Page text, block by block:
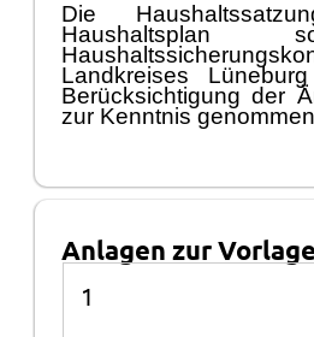
Die Haush
Haushaltsplan
Landkreises Lü
Berücksichtigung der Ä
zur Kenntnis
Anlagen zur Vorlage
1